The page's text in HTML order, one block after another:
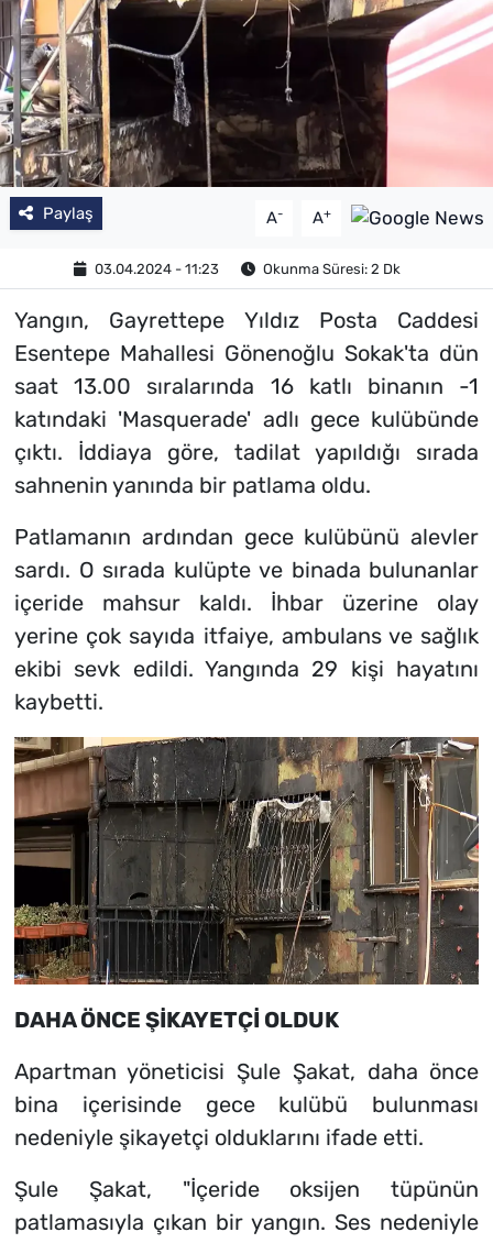
Paylaş A- A+
03.04.2024 - 11:23 Okunma Süresi: 2 Dk
Yangın, Gayrettepe Yıldız Posta Caddesi
Esentepe Mahallesi Gönenoğlu Sokak'ta dün
saat 13.00 sıralarında 16 katlı binanın -1
katındaki 'Masquerade' adlı gece kulübünde
çıktı. İddiaya göre, tadilat yapıldığı sırada
sahnenin yanında bir patlama oldu.
Patlamanın ardından gece kulübünü alevler
sardı. O sırada kulüpte ve binada bulunanlar
içeride mahsur kaldı. İhbar üzerine olay
yerine çok sayıda itfaiye, ambulans ve sağlık
ekibi sevk edildi. Yangında 29 kişi hayatını
kaybetti.
DAHA ÖNCE ŞİKAYETÇİ OLDUK
Apartman yöneticisi Şule Şakat, daha önce
bina içerisinde gece kulübü bulunması
nedeniyle şikayetçi olduklarını ifade etti.
Şule Şakat, "İçeride oksijen tüpünün
patlamasıyla çıkan bir yangın. Ses nedeniyle